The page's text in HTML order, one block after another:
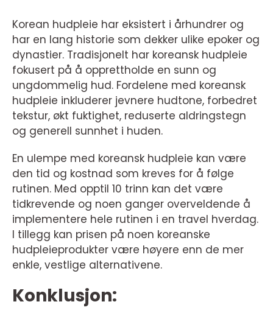
Korean hudpleie har eksistert i århundrer og
har en lang historie som dekker ulike epoker og
dynastier. Tradisjonelt har koreansk hudpleie
fokusert på å opprettholde en sunn og
ungdommelig hud. Fordelene med koreansk
hudpleie inkluderer jevnere hudtone, forbedret
tekstur, økt fuktighet, reduserte aldringstegn
og generell sunnhet i huden.
En ulempe med koreansk hudpleie kan være
den tid og kostnad som kreves for å følge
rutinen. Med opptil 10 trinn kan det være
tidkrevende og noen ganger overveldende å
implementere hele rutinen i en travel hverdag.
I tillegg kan prisen på noen koreanske
hudpleieprodukter være høyere enn de mer
enkle, vestlige alternativene.
Konklusjon: